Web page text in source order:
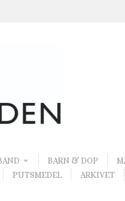
BARN & DOP
PUTSMEDEL ARKIVET